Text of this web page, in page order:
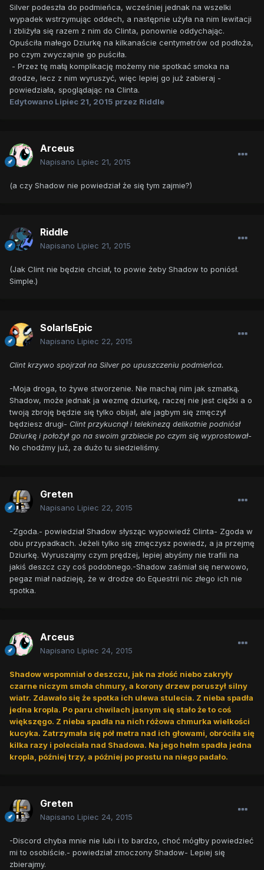
Silver podeszła do podmieńca, wcześniej jednak na wszelki
wypadek wstrzymując oddech, a następnie użyła na nim lewitacji
i zbliżyła się razem z nim do Clinta, ponownie oddychając.
Opuściła małego Dziurkę na kilkanaście centymetrów od podłoża,
po czym zwyczajnie go puściła.
- Przez tę małą komplikację możemy nie spotkać smoka na
drodze, lecz z nim wyruszyć, więc lepiej go już zabieraj -
powiedziała, spoglądając na Clinta.
Edytowano Lipiec 21, 2015 przez Riddle
Arceus
Napisano Lipiec 21, 2015
(a czy Shadow nie powiedział że się tym zajmie?)
Riddle
Napisano Lipiec 21, 2015
(Jak Clint nie będzie chciał, to powie żeby Shadow to poniósł.
Simple.)
SolarIsEpic
Napisano Lipiec 22, 2015
Clint krzywo spojrzał na Silver po upuszczeniu podmieńca.
-Moja droga, to żywe stworzenie. Nie machaj nim jak szmatką.
Shadow, może jednak ja wezmę dziurkę, raczej nie jest ciężki a o
twoją zbroję będzie się tylko obijał, ale jagbym się zmęczył
będziesz drugi- Clint przykucnął i telekinezą delikatnie podniósł
Dziurkę i położył go na swoim grzbiecie po czym się wyprostował-
No chodźmy już, za dużo tu siedzieliśmy.
Greten
Napisano Lipiec 22, 2015
-Zgoda.- powiedział Shadow słysząc wypowiedź Clinta- Zgoda w
obu przypadkach. Jeżeli tylko się zmęczysz powiedz, a ja przejmę
Dziurkę. Wyruszajmy czym prędzej, lepiej abyśmy nie trafili na
jakiś deszcz czy coś podobnego.-Shadow zaśmiał się nerwowo,
pegaz miał nadzieję, że w drodze do Equestrii nic złego ich nie
spotka.
Arceus
Napisano Lipiec 24, 2015
Shadow wspomniał o deszczu, jak na złość niebo zakryły
czarne niczym smoła chmury, a korony drzew poruszył silny
wiatr. Zdawało się że spotka ich ulewa stulecia. Z nieba spadła
jedna kropla. Po paru chwilach jasnym się stało że to coś
większęgo. Z nieba spadła na nich różowa chmurka wielkości
kucyka. Zatrzymała się pół metra nad ich głowami, obróciła się
kilka razy i poleciała nad Shadowa. Na jego hełm spadła jedna
kropla, później trzy, a później po prostu na niego padało.
Greten
Napisano Lipiec 24, 2015
-Discord chyba mnie nie lubi i to bardzo, choć mógłby powiedzieć
mi to osobiście.- powiedział zmoczony Shadow- Lepiej się
zbierajmy.